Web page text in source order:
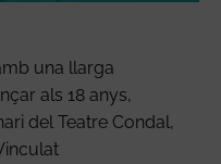
una llarga
als 18 anys,
del Teatre Condal,